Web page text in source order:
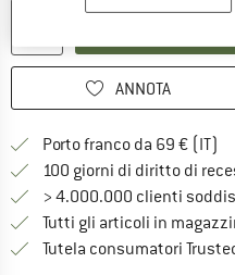
ANNOTA
Porto franco da 69 € (IT)
100 giorni di diritto di
> 4.000.000 clienti
Tutti gli articoli in
Tutela consumatori